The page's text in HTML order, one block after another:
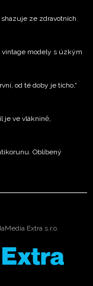
ze zdravotních
vintage modely s úzkým
od té doby je ticho,“
je ve vláknině,
Oblíbený
Extra s.r.o.